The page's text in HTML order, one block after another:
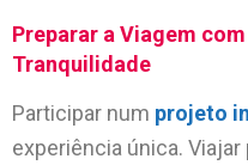
Preparar a Viagem
Tranquilidade
Participar num projeto
experiência única.